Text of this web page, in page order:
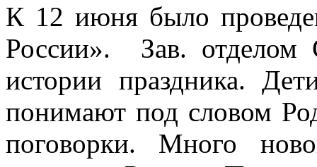
К 12 июня было
России». Зав. отделом
истории праздника.
понимают под словом
поговорки. Много